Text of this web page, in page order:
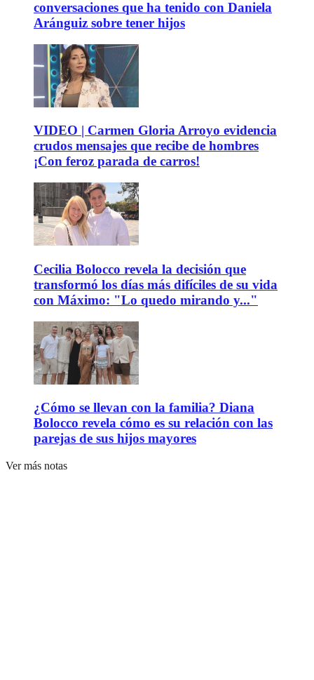
conversaciones que ha tenido con Daniela
Aránguiz sobre tener hijos
VIDEO | Carmen Gloria Arroyo evidencia
crudos mensajes que recibe de hombres
¡Con feroz parada de carros!
Cecilia Bolocco revela la decisión que
transformó los días más difíciles de su vida
con Máximo: "Lo quedo mirando y..."
¿Cómo se llevan con la familia? Diana
Bolocco revela cómo es su relación con las
parejas de sus hijos mayores
Ver más notas